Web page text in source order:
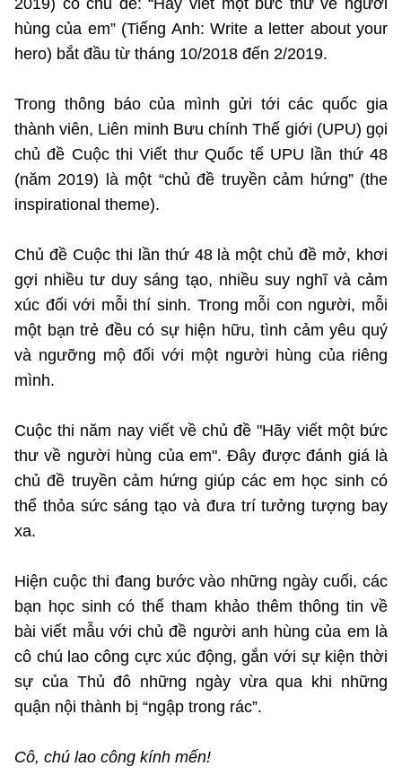
Chọn ngôn ngữ
Vietnamese English
BỘ KHOA HỌC VÀ CÔNG NGHỆ
MINISTRY OF SCIENCE AND TECHNOLOGY
Điều khoản sử dụng Theo dõi MST: Góp ý
Chịu trách nhiệm nội dung: Nguyễn Thị Hải Hằng
Giám đốc Trung tâm Truyền thông Khoa học và Công nghệ.
Liên hệ
Địa chỉ: Ban Biên tập Cổng TTĐT - 18 Nguyễn Du, TP. Hà Nội
Điện thoại: 024 3936 9506
Email:stc@mst.gov.vn
©2026 Bản quyền thuộc Bộ Khoa Học và Công Nghệ
website này)
2019) có chủ đề: “Hãy viết một bức thư về người
hùng của em” (Tiếng Anh: Write a letter about your
hero) bắt đầu từ tháng 10/2018 đến 2/2019.
Trong thông báo của mình gửi tới các quốc gia
thành viên, Liên minh Bưu chính Thế giới (UPU) gọi
chủ đề Cuộc thi Viết thư Quốc tế UPU lần thứ 48
(năm 2019) là một “chủ đề truyền cảm hứng” (the
inspirational theme).
Chủ đề Cuộc thi lần thứ 48 là một chủ đề mở, khơi
gợi nhiều tư duy sáng tạo, nhiều suy nghĩ và cảm
xúc đối với mỗi thí sinh. Trong mỗi con người, mỗi
một bạn trẻ đều có sự hiện hữu, tình cảm yêu quý
và ngưỡng mộ đối với một người hùng của riêng
mình.
Cuộc thi năm nay viết về chủ đề "Hãy viết một bức
thư về người hùng của em". Đây được đánh giá là
chủ đề truyền cảm hứng giúp các em học sinh có
thể thỏa sức sáng tạo và đưa trí tưởng tượng bay
xa.
Hiện cuộc thi đang bước vào những ngày cuối, các
bạn học sinh có thể tham khảo thêm thông tin về
bài viết mẫu với chủ đề người anh hùng của em là
cô chú lao công cực xúc động, gắn với sự kiện thời
sự của Thủ đô những ngày vừa qua khi những
quận nội thành bị “ngập trong rác”.
Cô, chú lao công kính mến!